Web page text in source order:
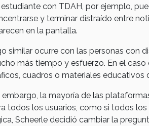
estudiante con TDAH, por ejemplo,
y terminar distraído entre
en la pantalla.
similar ocurre con las personas con
más tiempo y esfuerzo. En el
cuadros o materiales
embargo, la mayoría de las
todos los usuarios, como si todos
Scheerle decidió cambiar la